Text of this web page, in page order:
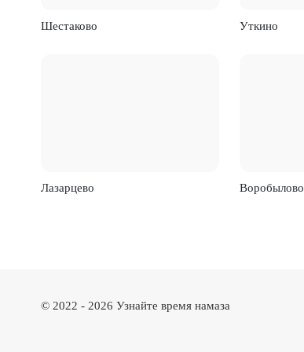
Шестаково Уткино
Лазарцево Воробылово
© 2022 - 2026 Узнайте время намаза